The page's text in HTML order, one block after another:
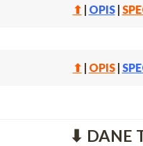
⬆ | OPIS|
⬆ | OPIS|
⬇ DANE